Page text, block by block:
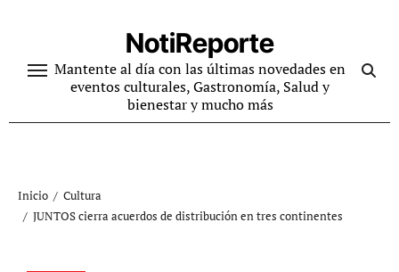
contenido
NotiReporte
Mantente al día con las últimas novedades en
eventos culturales, Gastronomía, Salud y
bienestar y mucho más
Inicio
Cultura
JUNTOS cierra acuerdos de distribución en tres continentes